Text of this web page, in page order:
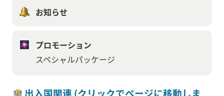
お知らせ
プロモーション
スペシャルパッケージ
出入国関連 (クリックでページに移動しま